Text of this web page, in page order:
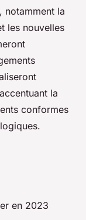
notamment la
les nouvelles
la
conformes